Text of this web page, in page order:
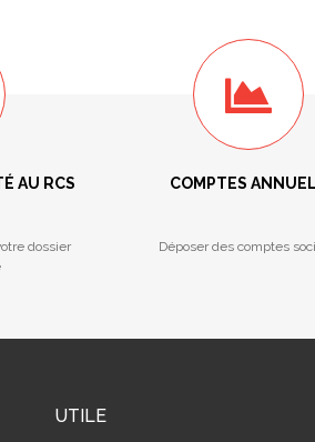
AU RCS
dossier
COMPTES
Déposer des comptes
UTILE